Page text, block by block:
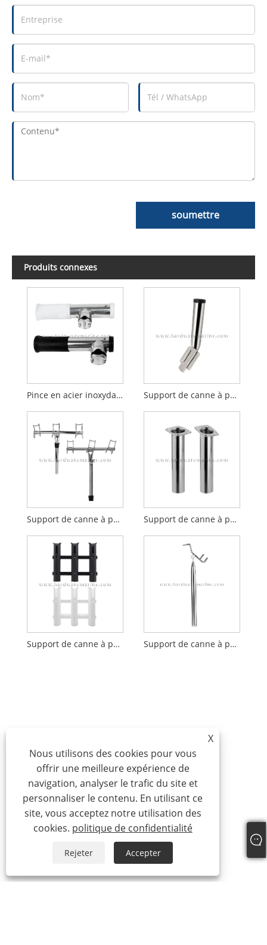
soumettre
Produits connexes
Pince en acier inoxydable 316 sur support de tige avec insert de tube Support de canne à pêche pour bateau à montage coulissant, base amovible en acier inoxydable
Support de canne à pêche réglable en acier inoxydable 316, anneau triple pour bateau marin Support de canne à pêche encastré en acier inoxydable 316
Support de canne à pêche en plastique, support de stockage de tubes marins Support de canne à pêche à anneau unique en acier inoxydable 316 pour bateau marin
X
Nous utilisons des cookies pour vous
offrir une meilleure expérience de
navigation, analyser le trafic du site et
personnaliser le contenu. En utilisant ce
site, vous acceptez notre utilisation des
cookies. politique de confidentialité
Rejeter Accepter